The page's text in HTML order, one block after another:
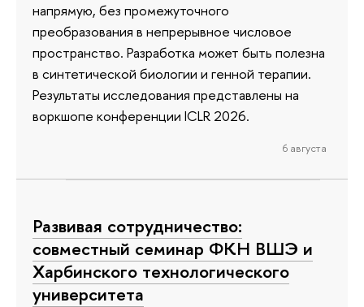
напрямую, без промежуточного
преобразования в непрерывное числовое
пространство. Разработка может быть полезна
в синтетической биологии и генной терапии.
Результаты исследования представлены на
воркшопе конференции ICLR 2026.
6 августа
Развивая сотрудничество:
совместный семинар ФКН ВШЭ и
Харбинского технологического
университета